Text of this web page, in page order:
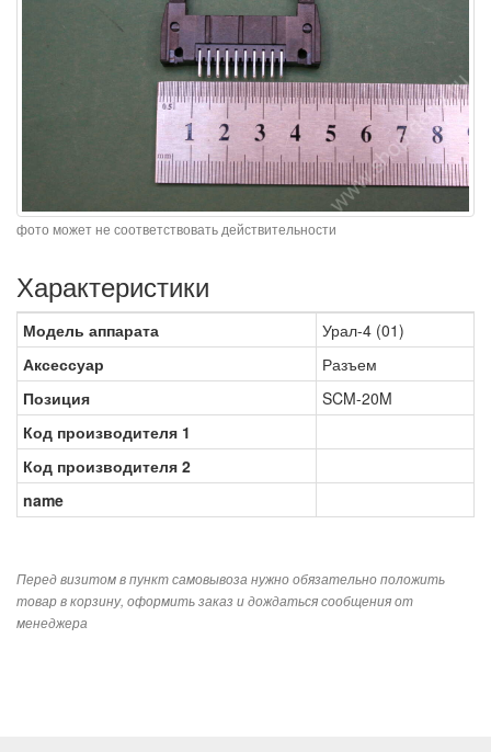
фото может не соответствовать действительности
Характеристики
Модель аппарата
Урал-4 (01)
Аксессуар
Разъем
Позиция
SCM-20M
Код производителя 1
Код производителя 2
name
Перед визитом в пункт самовывоза нужно обязательно положить
товар в корзину, оформить заказ и дождаться сообщения от
менеджера